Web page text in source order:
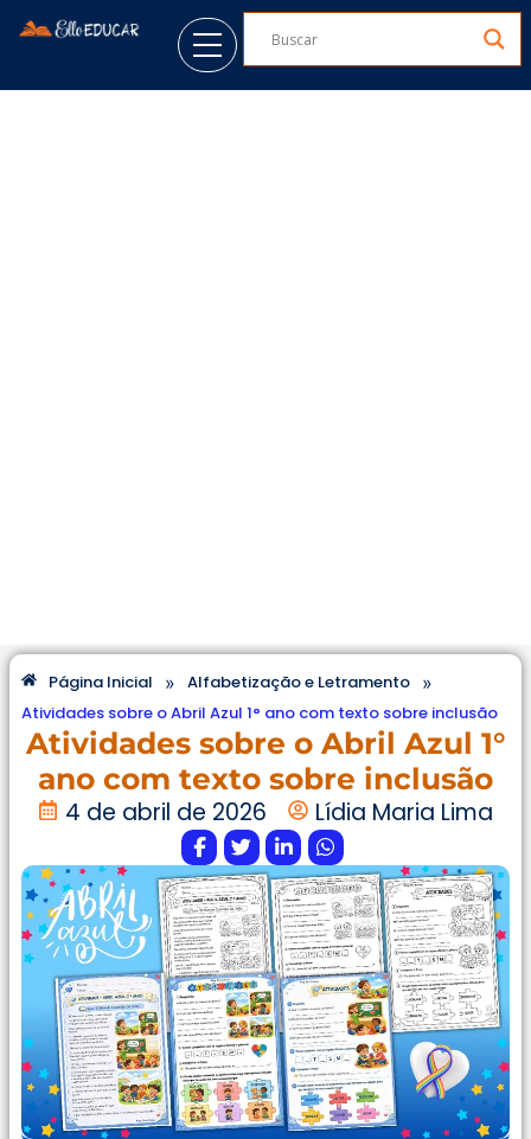
Página Inicial » Alfabetização e Letramento »
Atividades sobre o Abril Azul 1° ano com texto sobre inclusão
Atividades sobre o Abril Azul 1°
ano com texto sobre inclusão
4 de abril de 2026 Lídia Maria Lima